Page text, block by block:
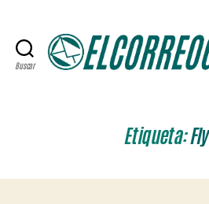
Buscar
Etiqueta: